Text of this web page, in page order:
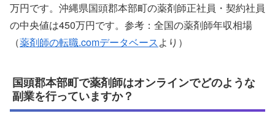
万円です。沖縄県国頭郡本部町の薬剤師正社員・契約社員
の中央値は450万円です。参考：全国の薬剤師年収相場
（薬剤師の転職.comデータベースより）
国頭郡本部町で薬剤師はオンラインでどのような
副業を行っていますか？